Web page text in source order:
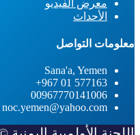
معرض الفيديو
الأحداث
معلومات التواصل
Sana'a, Yemen
577163 01 967+
00967770141006
noc.yemen@yahoo.com